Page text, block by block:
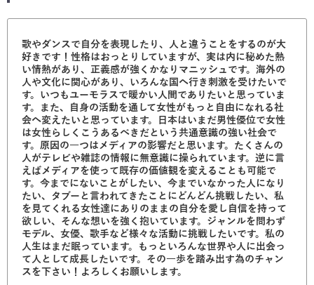
歌やダンスで自分を表現したり、人と違うことをするのが大
好きです！性格はおっとりしていますが、実は内に秘めた熱
い情熱があり、正義感が強くかなりマニッシュです。海外の
人や文化に関心があり、いろんな国へ行き刺激を受けたいで
す。いつもユーモラスで暖かい人間でありたいと思っていま
す。また、自身の活動を通して女性がもっと自由になれる社
会へ変えたいと思っています。日本はいまだ男性優位で女性
は女性らしくこうあるべきだという共通意識の強い社会で
す。原因の一つはメディアの影響だと思います。たくさんの
人がテレビや雑誌の情報に無意識に操られています。逆に言
えばメディアを使って既存の価値観を変えることも可能で
す。今までにないことがしたい、今までいなかった人になり
たい、タブーと言われてきたことにどんどん挑戦したい、私
を見てくれる女性達にありのままの自分を愛し自信を持って
欲しい、そんな想いを強く抱いています。ジャンルを問わず
モデル、女優、歌手など様々な活動に挑戦したいです。私の
人生はまだ眠っています。もっといろんな世界や人に出会っ
て人として成長したいです。その一歩を踏み出す為のチャン
スを下さい！よろしくお願いします。